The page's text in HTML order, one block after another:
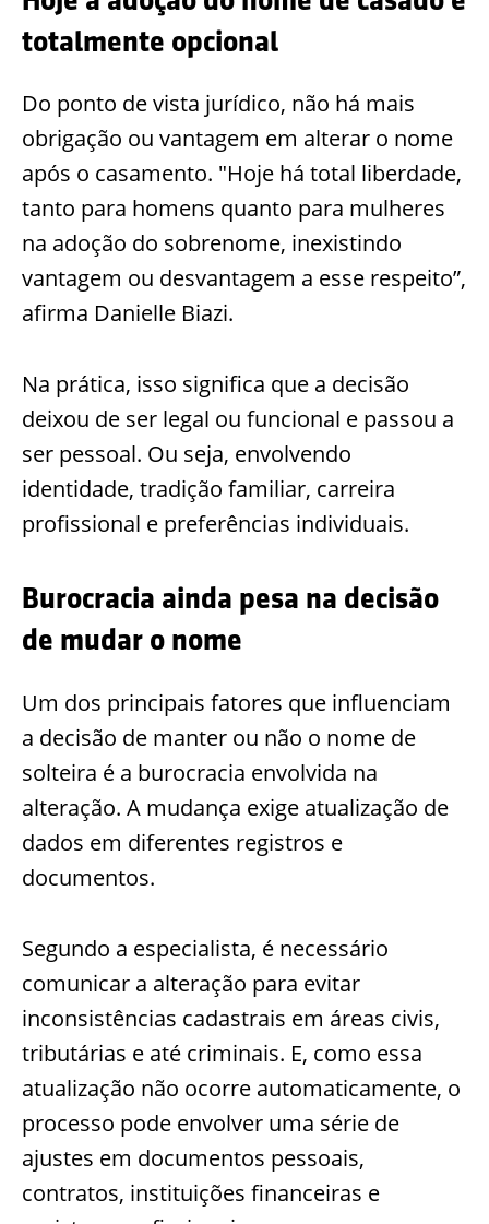
totalmente opcional
Do ponto de vista jurídico, não há mais
obrigação ou vantagem em alterar o nome
após o casamento. "Hoje há total liberdade,
tanto para homens quanto para mulheres
na adoção do sobrenome, inexistindo
vantagem ou desvantagem a esse respeito”,
afirma Danielle Biazi.
Na prática, isso significa que a decisão
deixou de ser legal ou funcional e passou a
ser pessoal. Ou seja, envolvendo
identidade, tradição familiar, carreira
profissional e preferências individuais.
Burocracia ainda pesa na decisão
de mudar o nome
Um dos principais fatores que influenciam
a decisão de manter ou não o nome de
solteira é a burocracia envolvida na
alteração. A mudança exige atualização de
dados em diferentes registros e
documentos.
Segundo a especialista, é necessário
comunicar a alteração para evitar
inconsistências cadastrais em áreas civis,
tributárias e até criminais. E, como essa
atualização não ocorre automaticamente, o
processo pode envolver uma série de
ajustes em documentos pessoais,
contratos, instituições financeiras e